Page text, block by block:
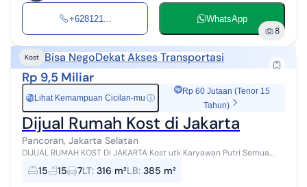
+628121... WhatsApp
8
Kost Bisa NegoDekat Akses Transportasi
Rp 9,5 Miliar
Rp Lihat Kemampuan Cicilan-mu ⓘ
Rp 60 Jutaan (Tenor 15
Tahun)
Dijual Rumah Kost di Jakarta
Pancoran, Jakarta Selatan
DIJUAL RUMAH KOST DI JAKARTA Kost utk Karyawan Putri Semua
kamar penuh terisi. Bersih, aman, nyaman. Lokasi Strategis dekat
Patung Pancoran Dekat...
15 15 7LT: 316 m²LB: 385 m²